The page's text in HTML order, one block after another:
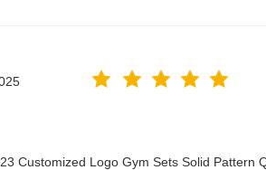
Customized Logo Gym Sets Solid Pattern